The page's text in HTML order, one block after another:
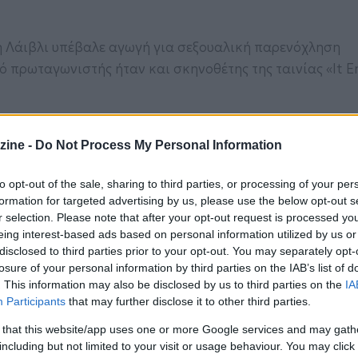
- Do Not Process My Personal Information
opt-out of the sale, sharing to third parties, or processing of your
for targeted advertising by us, please use the below opt-out
selection. Please note that after your opt-out request is processed
interest-based ads based on personal information utilized by us
to third parties prior to your opt-out. You may separately
of your personal information by third parties on the IAB’s list of
This information may also be disclosed by us to third parties on the
Participants that may further disclose it to other third parties.
that this website/app uses one or more Google services and may
but not limited to your visit or usage behaviour. You may
υπέβαλε αγωγή για σεξουαλική παρενόχληση
πρωταγωνιστής ήταν και σκηνοθέτης της ταινίας «It
ισχυρισμούς και τον επόμενο μήνα κατέθεσε
του συζύγου της Ράιαν Ρέινολντς και της
τους για δυσφήμιση, εκβιασμό και άλλα
του 2025. Στην απόφασή του, ο δικαστής Λίμαν
ότι η Λάιβλι είναι υπεύθυνη για δηλώσεις
της στην Καλιφόρνια, οι οποίες προστατεύονται
πως δεν έχει κλείσει οριστικά, καθώς οι δύο
οικονομικό σκέλος της υπόθεσης.